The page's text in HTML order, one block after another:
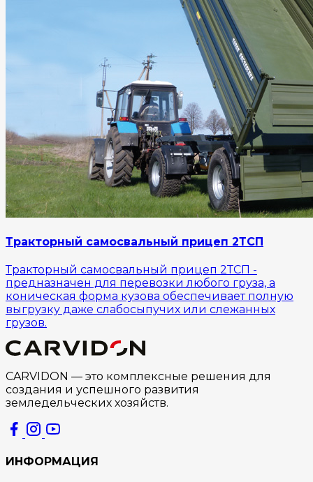
Тракторный самосвальный прицеп 2ТСП
Тракторный самосвальный прицеп 2ТСП -
предназначен для перевозки любого груза, а
коническая форма кузова обеспечивает полную
выгрузку даже слабосыпучих или слежанных
грузов.
CARVIDON — это комплексные решения для
создания и успешного развития
земледельческих хозяйств.
ИНФОРМАЦИЯ